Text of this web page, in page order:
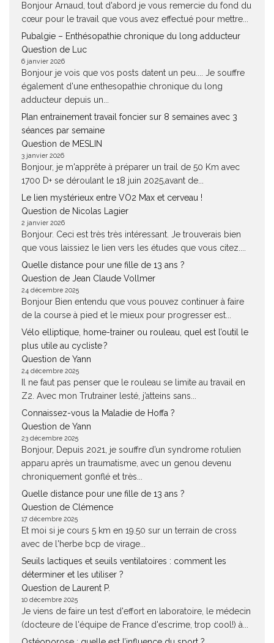
Bonjour Arnaud, tout d'abord je vous remercie du fond du
cœur pour le travail que vous avez effectué pour mettre...
Pubalgie – Enthésopathie chronique du long adducteur
Question de Luc
6 janvier 2026
Bonjour je vois que vos posts datent un peu.... Je souffre
également d'une enthesopathie chronique du long
adducteur depuis un...
Plan entrainement travail foncier sur 8 semaines avec 3
séances par semaine
Question de MESLIN
3 janvier 2026
Bonjour, je m'apprête à préparer un trail de 50 Km avec
1700 D+ se déroulant le 18 juin 2025,avant de...
Le lien mystérieux entre VO2 Max et cerveau !
Question de Nicolas Lagier
2 janvier 2026
Bonjour. Ceci est très très intéressant. Je trouverais bien
que vous laissiez le lien vers les études que vous citez....
Quelle distance pour une fille de 13 ans ?
Question de Jean Claude Vollmer
24 décembre 2025
Bonjour Bien entendu que vous pouvez continuer à faire
de la course à pied et le mieux pour progresser est...
Vélo elliptique, home-trainer ou rouleau, quel est l’outil le
plus utile au cycliste ?
Question de Yann
24 décembre 2025
Il ne faut pas penser que le rouleau se limite au travail en
Z2. Avec mon Trutrainer lesté, j’atteins sans...
Connaissez-vous la Maladie de Hoffa ?
Question de Yann
23 décembre 2025
Bonjour, Depuis 2021, je souffre d’un syndrome rotulien
apparu après un traumatisme, avec un genou devenu
chroniquement gonflé et très...
Quelle distance pour une fille de 13 ans ?
Question de Clémence
17 décembre 2025
Et moi si je cours 5 km en 19.50 sur un terrain de cross
avec de l'herbe bcp de virage...
Seuils lactiques et seuils ventilatoires : comment les
déterminer et les utiliser ?
Question de Laurent P.
10 décembre 2025
Je viens de faire un test d'effort en laboratoire, le médecin
(docteure de l'équipe de France d'escrime, trop cool!) à...